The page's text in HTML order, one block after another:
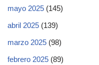
mayo 2025 (145)
abril 2025 (139)
marzo 2025 (98)
febrero 2025 (89)